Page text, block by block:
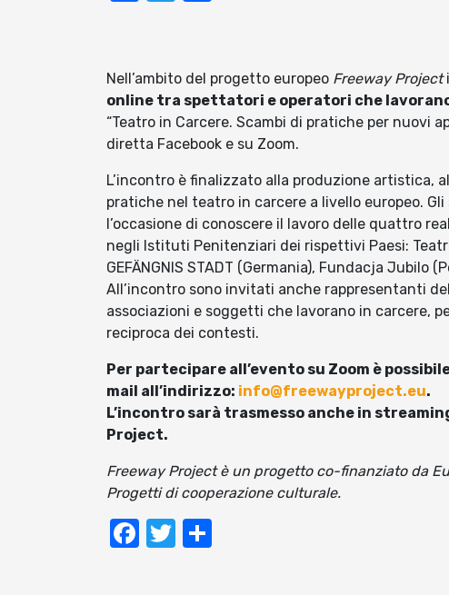
Nell’ambito del progetto europeo Freeway Projectil
online tra spettatori e operatori che
“Teatro in Carcere. Scambi di pratiche per nuovi
diretta Facebook e su Zoom.
L’incontro è finalizzato alla produzione artistica,
pratiche nel teatro in carcere a livello europeo.
l’occasione di conoscere il lavoro delle quattro
negli Istituti Penitenziari dei rispettivi Paesi:
GEFÄNGNIS STADT (Germania), Fundacja Jubilo
All’incontro sono invitati anche rappresentanti
associazioni e soggetti che lavorano in carcere,
reciproca dei contesti.
Per partecipare all’evento su Zoom è
mail all’indirizzo: info@freewayproject.eu.
L’incontro sarà trasmesso anche in
Project.
Freeway Project è un progetto co-finanziato da
Progetti di cooperazione culturale.
Facebook
Twitter